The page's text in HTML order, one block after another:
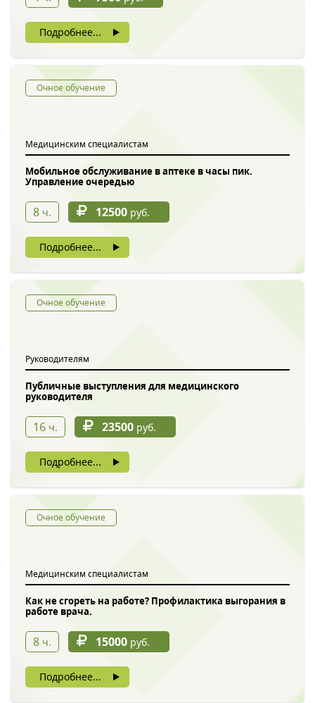
Подробнее...
Очное обучение
Медицинским специалистам
Мобильное обслуживание в аптеке в часы пик.
Управление очередью
8 ч. 12500 руб.
Подробнее...
Очное обучение
Руководителям
Публичные выступления для медицинского
руководителя
16 ч. 23500 руб.
Подробнее...
Очное обучение
Медицинским специалистам
Как не сгореть на работе? Профилактика выгорания в
работе врача.
8 ч. 15000 руб.
Подробнее...